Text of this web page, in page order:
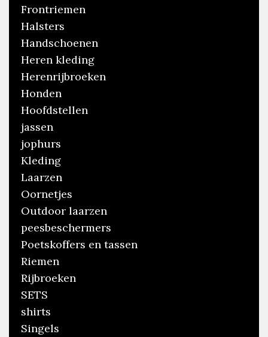
Frontriemen
Halsters
Handschoenen
Heren kleding
Herenrijbroeken
Honden
Hoofdstellen
jassen
jophurs
Kleding
Laarzen
Oornetjes
Outdoor laarzen
peesbeschermers
Poetskoffers en tassen
Riemen
Rijbroeken
SETS
shirts
Singels